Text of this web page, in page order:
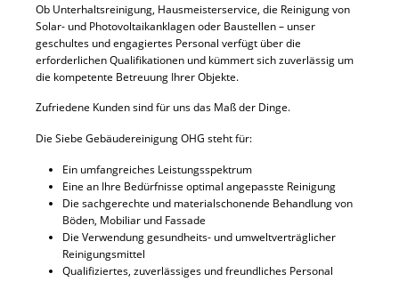
Ob Unterhaltsreinigung, Hausmeisterservice, die Reinigung von
Solar- und Photovoltaikanklagen oder Baustellen – unser
geschultes und engagiertes Personal verfügt über die
erforderlichen Qualifikationen und kümmert sich zuverlässig um
die kompetente Betreuung Ihrer Objekte.
Zufriedene Kunden sind für uns das Maß der Dinge.
Die Siebe Gebäudereinigung OHG steht für:
Ein umfangreiches Leistungsspektrum
Eine an Ihre Bedürfnisse optimal angepasste Reinigung
Die sachgerechte und materialschonende Behandlung von
Böden, Mobiliar und Fassade
Die Verwendung gesundheits- und umweltverträglicher
Reinigungsmittel
Qualifiziertes, zuverlässiges und freundliches Personal